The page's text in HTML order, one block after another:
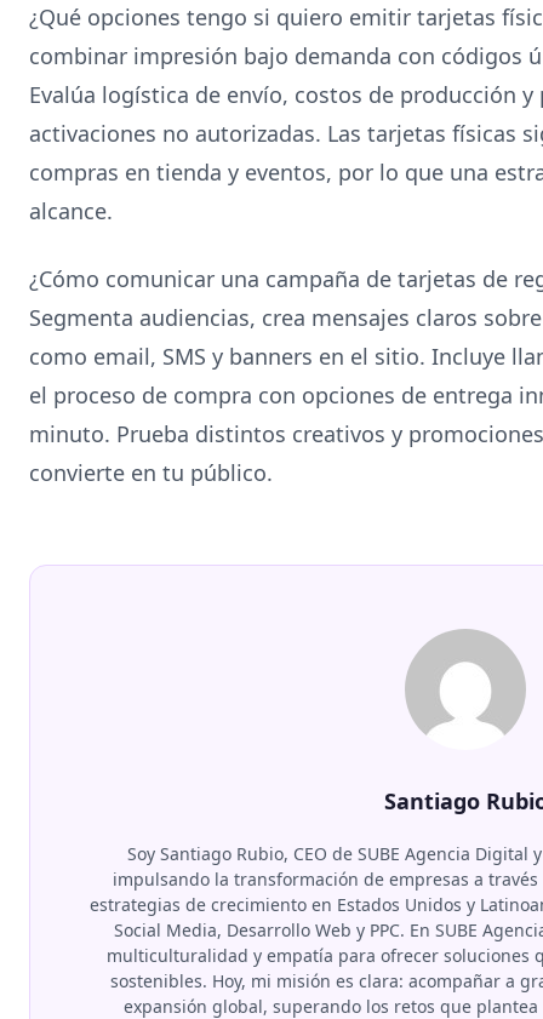
¿Qué opciones tengo si quiero emitir tarjetas
combinar impresión bajo demanda con códigos
Evalúa logística de envío, costos de producción
activaciones no autorizadas. Las tarjetas físicas
compras en tienda y eventos, por lo que una
alcance.
¿Cómo comunicar una campaña de tarjetas de
Segmenta audiencias, crea mensajes claros
como email, SMS y banners en el sitio. Incluye
el proceso de compra con opciones de entrega
minuto. Prueba distintos creativos y
convierte en tu público.
Santiago
Soy Santiago Rubio, CEO de SUBE Agencia
impulsando la transformación de empresas a
estrategias de crecimiento en Estados Unidos y
Social Media, Desarrollo Web y PPC. En SUBE
multiculturalidad y empatía para ofrecer soluciones
sostenibles. Hoy, mi misión es clara: acompañar a
expansión global, superando los retos que